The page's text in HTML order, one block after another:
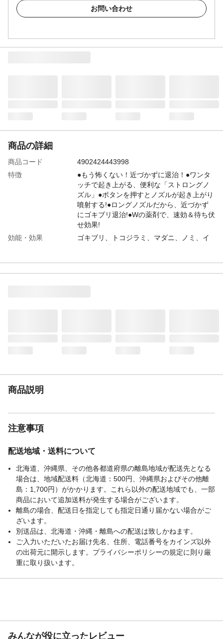
お問い合わせ
商品の詳細
商品コード
4902424443998
特徴
●もう怖くない！近づかずに退治！●ワンタ
ッチで起き上がる、便利な「ストロングノ
ズル」●ボタンを押すとノズルが起き上がり
噴射する!●ロングノズルだから、近づかず
にゴキブリ退治!●Wの薬剤で、速効＆待ち伏
せ効果!
効能・効果
ゴキブリ、トコジラミ、マダニ、ノミ、イ
成分
●有効成分/イミプロトリン:540mg/本、フェ
商品説明
注意事項
配送地域・送料について
北海道、沖縄県、その他各都道府県の離島地域が配送先となる
場合は、地域配送料（北海道：500円、沖縄県およびその他離
島：1,700円）がかかります。これら以外の配送地域でも、一部
商品において追加送料が発生する場合がございます。
離島の場合、配送日を指定しても指定日通り届かない場合がご
ざいます。
別送品は、北海道・沖縄・離島への配送は致しかねます。
ご入力いただいたお届け先名、住所、電話番号をカインズ以外
の出荷元に開示します。プライバシーポリシーの規定に則り厳
重に取り扱います。
みんなが役に立ったレビュー